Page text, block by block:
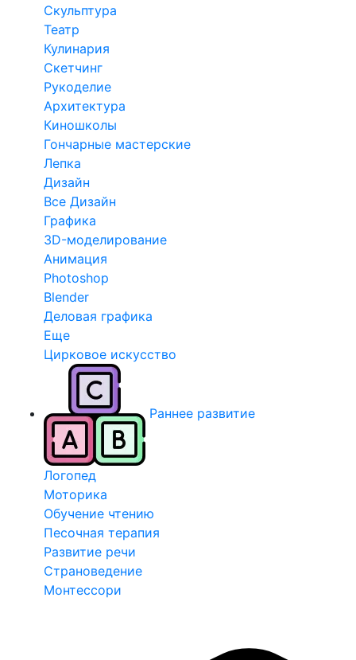
Скульптура
Театр
Кулинария
Скетчинг
Рукоделие
Архитектура
Киношколы
Гончарные мастерские
Лепка
Дизайн
Все Дизайн
Графика
3D-моделирование
Анимация
Photoshop
Blender
Деловая графика
Еще
Цирковое искусство
Раннее развитие
Логопед
Моторика
Обучение чтению
Песочная терапия
Развитие речи
Страноведение
Монтессори